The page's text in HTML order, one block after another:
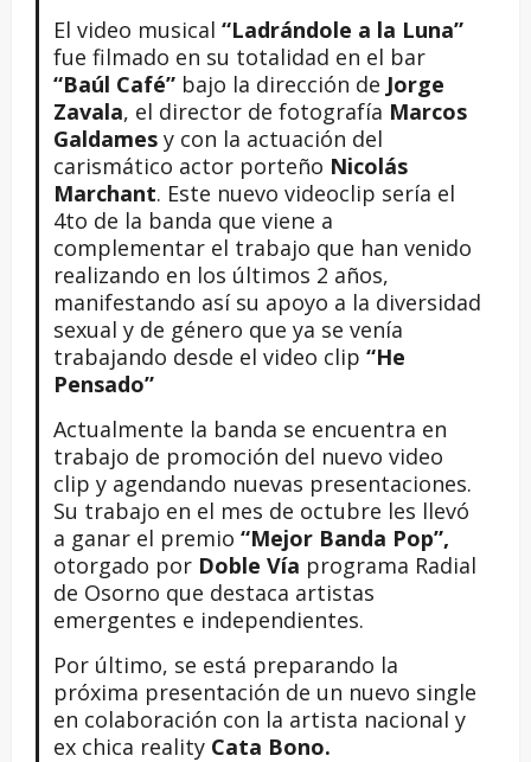
El video musical “Ladrándole a la Luna”
fue filmado en su totalidad en el bar
“Baúl Café” bajo la dirección de Jorge
Zavala, el director de fotografía Marcos
Galdamesy con la actuación del
carismático actor porteño Nicolás
Marchant. Este nuevo videoclip sería el
4to de la banda que viene a
complementar el trabajo que han venido
realizando en los últimos 2 años,
manifestando así su apoyo a la diversidad
sexual y de género que ya se venía
trabajando desde el video clip “He
Pensado”
Actualmente la banda se encuentra en
trabajo de promoción del nuevo video
clip y agendando nuevas presentaciones.
Su trabajo en el mes de octubre les llevó
a ganar el premio “Mejor Banda Pop”,
otorgado por Doble Vía programa Radial
de Osorno que destaca artistas
emergentes e independientes.
Por último, se está preparando la
próxima presentación de un nuevo single
en colaboración con la artista nacional y
ex chica reality Cata Bono.